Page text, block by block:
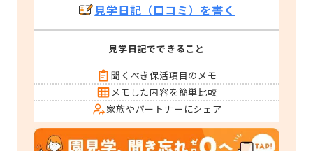
見学日記（口コミ）を書く
見学日記でできること
聞くべき保活項目のメモ
メモした内容を簡単比較
家族やパートナーにシェア